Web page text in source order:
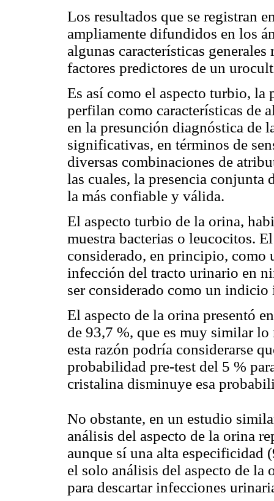
Los resultados que se registran
ampliamente difundidos en los
algunas características
factores predictores de un
Es así como el aspecto turbio, la
perfilan como características de
en la presunción diagnóstica de
significativas, en términos de
diversas combinaciones de
las cuales, la presencia conjunta
la más confiable y válida.
El aspecto turbio de la orina,
muestra bacterias o leucocitos.
considerado, en principio, como
infección del tracto urinario en
ser considerado como un
El aspecto de la orina presentó
de 93,7 %, que es muy similar
esta razón podría considerarse
probabilidad pre-test del 5 %
cristalina disminuye esa
No obstante, en un estudio
análisis del aspecto de la orina
aunque sí una alta especificidad
el solo análisis del aspecto de
para descartar infecciones